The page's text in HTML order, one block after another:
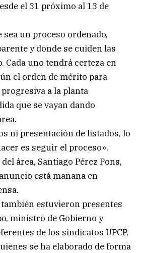
el 31 próximo al 13 de
sea un proceso ordenado,
y donde se cuiden las
Cada uno tendrá certeza en
el orden de mérito para
a la planta
que se vayan dando
ni presentación de listados, lo
es seguir el proceso»,
área, Santiago Pérez Pons,
está mañana en
estuvieron presentes
ministro de Gobierno y
de los sindicatos UPCP,
se ha elaborado de forma